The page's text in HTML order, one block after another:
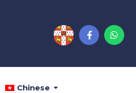
Chinese